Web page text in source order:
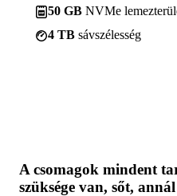
50 GB NVMe
4 TB sávszélesség
A csomagok mindent
szüksége van, sőt,